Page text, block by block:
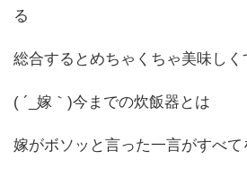
る
総合するとめちゃくちゃ美味しく
( ´_嫁｀)今までの炊飯器とは
嫁がボソッと言った一言がすべて